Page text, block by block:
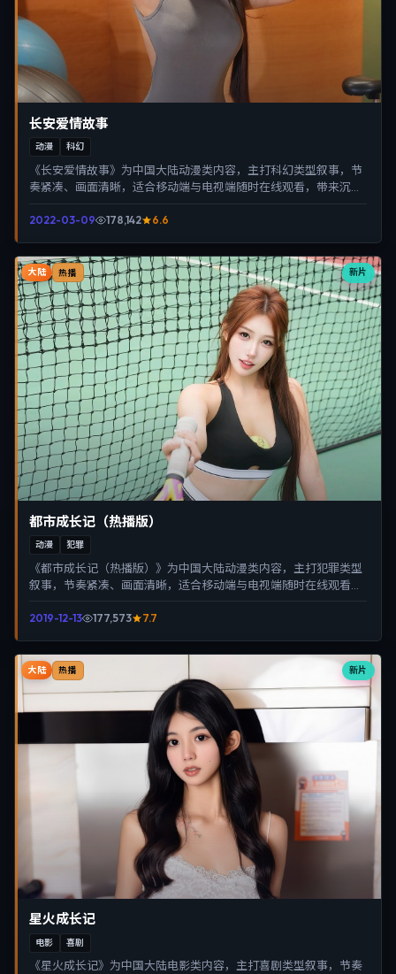
长安爱情故事
动漫 科幻
《长安爱情故事》为中国大陆动漫类内容，主打科幻类型叙事，节
奏紧凑、画面清晰，适合移动端与电视端随时在线观看，带来沉浸
2022-03-09 178,142 6.6
新片
大陆 热播
都市成长记（热播版）
动漫 犯罪
《都市成长记（热播版）》为中国大陆动漫类内容，主打犯罪类型
叙事，节奏紧凑、画面清晰，适合移动端与电视端随时在线观看，
2019-12-13 177,573 7.7
新片
大陆 热播
星火成长记
电影 喜剧
《星火成长记》为中国大陆电影类内容，主打喜剧类型叙事，节奏